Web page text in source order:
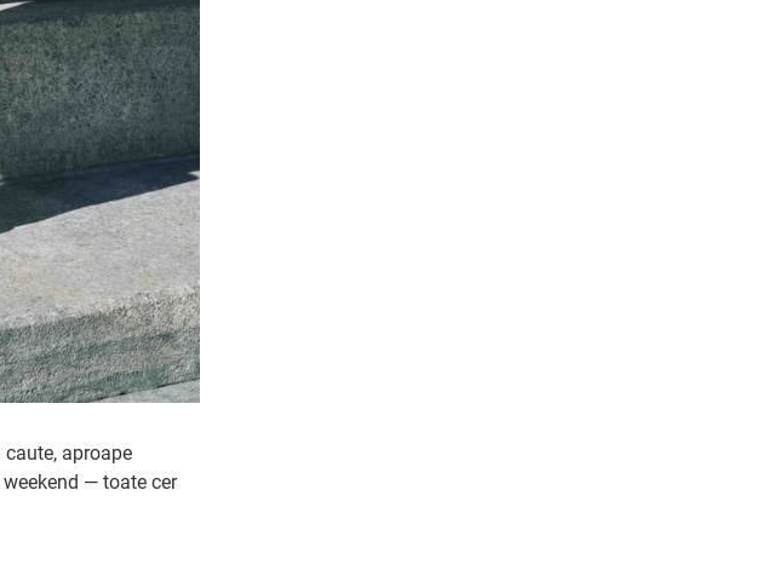
aproape
— toate cer